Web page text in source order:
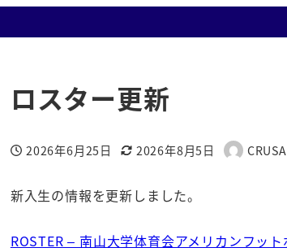
ロスター更新
投稿日
2026年6月25日
更新日
2026年8月5日
著
新入生の情報を更新しました。
ROSTER – 南山大学体育会アメリカンフット